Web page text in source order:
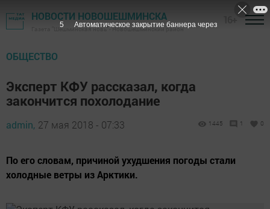
НОВОСТИ НОВОШЕШМИНСКА
Газета "Шешминская новь" - Новошешминский район
ОБЩЕСТВО
Эксперт КФУ рассказал, когда
закончится похолодание
admin, 27 мая 2018 - 07:33 1445 1 0
По его словам, причиной ухудшения погоды стали
холодные ветры из Арктики.
4 Автоматическое закрытие баннера через